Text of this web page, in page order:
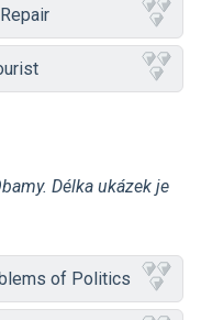
Délka ukázek je
of Politics